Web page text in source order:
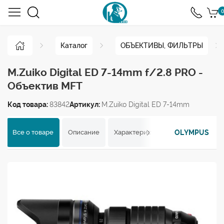
0
Каталог ОБЪЕКТИВЫ, ФИЛЬТРЫ
M.Zuiko Digital ED 7-14mm f/2.8 PRO -
Объектив MFT
Код товара:83842Артикул: M.Zuiko Digital ED 7-14mm
Все о товаре Описание Характеристики Отзывы
OLYMPUS